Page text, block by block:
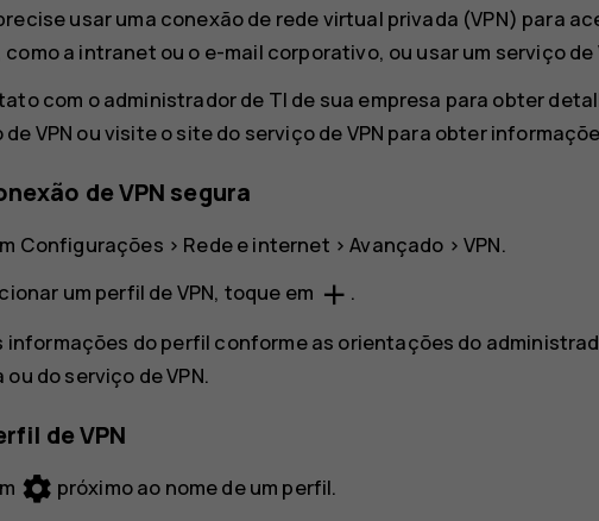
usar uma conexão de rede virtual privada (VPN) para
a intranet ou o e-mail corporativo, ou usar um serviço de
com o administrador de TI de sua empresa para obter
VPN ou visite o site do serviço de VPN para obter
de VPN segura
Configurações > Rede e internet >Avançado >VPN.
um perfil de VPN, toque em add .
informações do perfil conforme as orientações do
ou do serviço de VPN.
de VPN
settings próximo ao nome de um perfil.